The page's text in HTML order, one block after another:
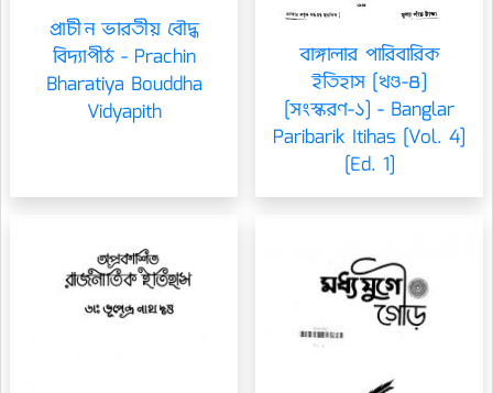
প্রাচীন ভারতীয় বৌদ্ধ
বিদ্যাপীঠ - Prachin
Bharatiya Bouddha
Vidyapith
বাঙ্গালার পারিবারিক
ইতিহাস [খণ্ড-৪]
[সংস্করণ-১] - Banglar
Paribarik Itihas [Vol. 4]
[Ed. 1]